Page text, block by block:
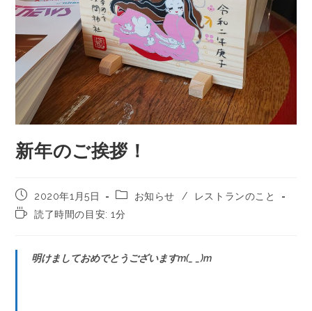
新年のご挨拶！
2020年1月5日 お知らせ /
レストランのこと
読了時間の目安: 1分
明けましておめでとうございますm(_ _)m